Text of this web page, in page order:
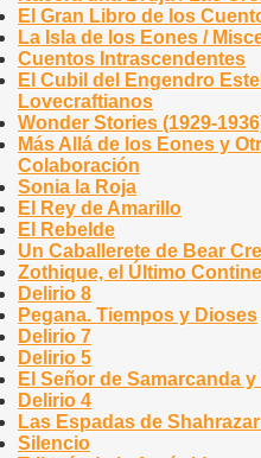
El Gran Libro de los
La Isla de los Eones /
Cuentos Intrascendentes
El Cubil del Engendro
Lovecraftianos
Wonder Stories (1929-
Más Allá de los Eones y
Colaboración
Sonia la Roja
El Rey de Amarillo
El Rebelde
Un Caballerete de Bear
Zothique, el Último
Delirio 8
Pegana. Tiempos y Dioses
Delirio 7
Delirio 5
El Señor de Samarcanda
Delirio 4
Las Espadas de
Silencio